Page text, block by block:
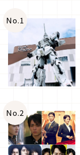
No.1
No.2